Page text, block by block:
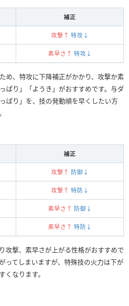
補正
攻撃↑ 特攻↓
素早さ↑ 特攻↓
め、特攻に下降補正がかかり、攻撃か素
ぱり」「ようき」がおすすめです。与ダ
ぱり」を、技の発動順を早くしたい方
補正
攻撃↑ 防御↓
攻撃↑ 特防↓
素早さ↑ 防御↓
素早さ↑ 特防↓
攻撃、素早さが上がる性格がおすすめで
ってしまいますが、特殊技の火力は下が
くなります。